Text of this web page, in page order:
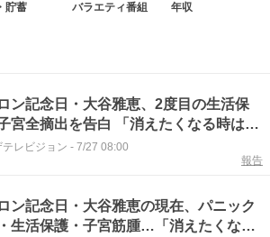
貯蓄 バラエティ番組 年収
ン記念日・大谷雅恵、2度目の生活保
宮全摘出を告白 「消えたくなる時はい
ある」＜ダマってられない女たち3＞
テレビジョン - 7/27 08:00
報告
ン記念日・大谷雅恵の現在、パニック
生活保護・子宮筋腫…「消えたくなる